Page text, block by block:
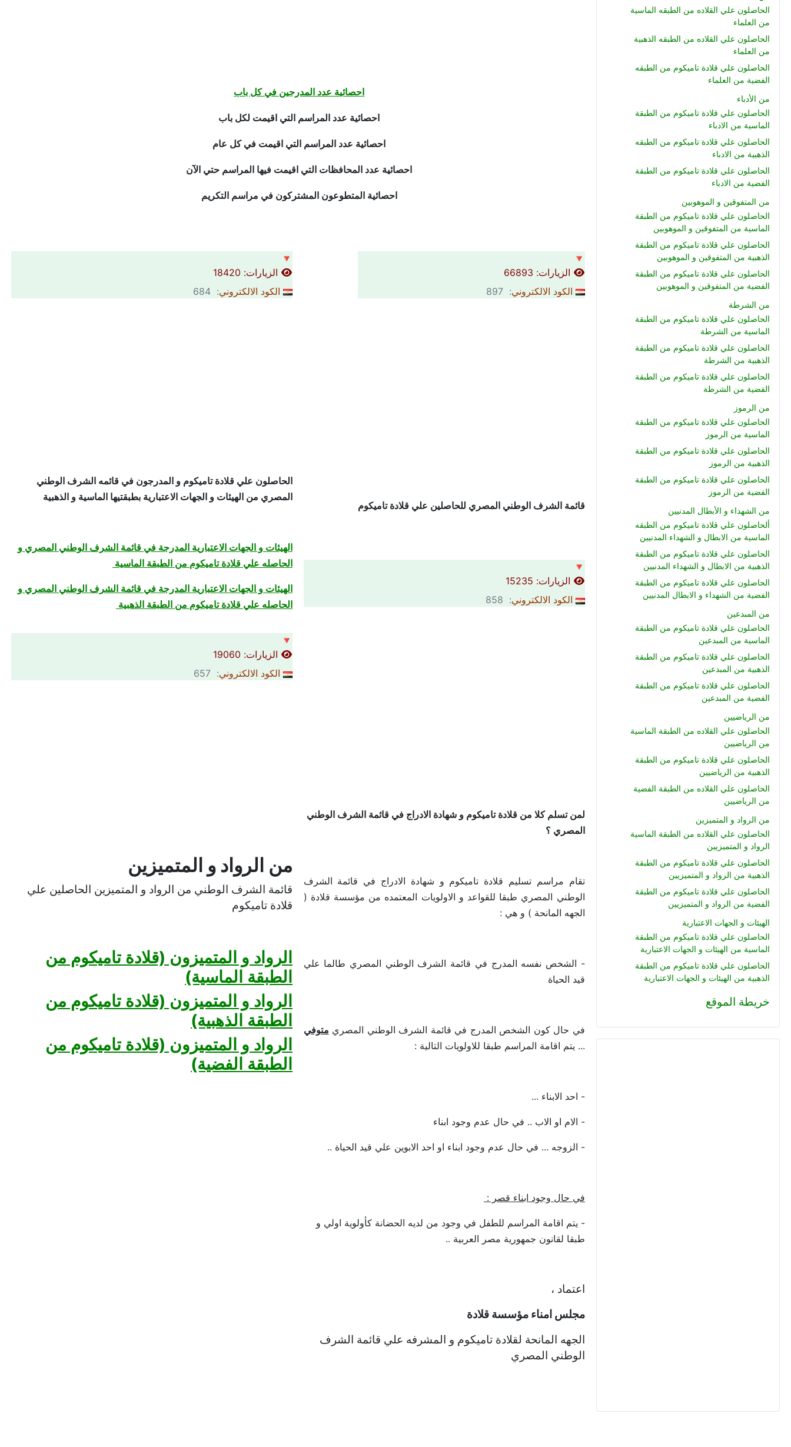
الحاصلون علي القلاده من الطبقه الماسية
من العلماء
الحاصلون علي القلاده من الطبقه الذهبية
من العلماء
الحاصلون علي قلادة تاميكوم من الطبقه
الفضية من العلماء
من الأدباء
الحاصلون علي قلادة تاميكوم من الطبقة
الماسية من الادباء
الحاصلون علي قلادة تاميكوم من الطبقه
الذهبية من الادباء
الحاصلون علي قلادة تاميكوم من الطبقة
الفضية من الادباء
من المتفوقين و الموهوبين
الحاصلون علي قلادة تاميكوم من الطبقة
الماسية من المتفوقين و الموهوبين
الحاصلون علي قلادة تاميكوم من الطبقة
الذهبية من المتفوقين و الموهوبين
الحاصلون علي قلادة تاميكوم من الطبقة
الفضية من المتفوقين و الموهوبين
من الشرطة
الحاصلون علي قلادة تاميكوم من الطبقة
الماسية من الشرطة
الحاصلون علي قلادة تاميكوم من الطبقة
الذهبية من الشرطة
الحاصلون علي قلادة تاميكوم من الطبقة
الفضية من الشرطة
من الرموز
الحاصلون علي قلادة تاميكوم من الطبقة
الماسية من الرموز
الحاصلون علي قلادة تاميكوم من الطبقة
الذهبية من الرموز
الحاصلون علي قلادة تاميكوم من الطبقة
الفضية من الرموز
من الشهداء و الأبطال المدنيين
ألحاصلون علي قلادة تاميكوم من الطبقه
الماسية من الابطال و الشهداء المدنيين
الحاصلون علي قلادة تاميكوم من الطبقة
الذهبية من الابطال و الشهداء المدنيين
الحاصلون علي قلادة تاميكوم من الطبقة
الفضية من الشهداء و الابطال المدنيين
من المبدعين
الحاصلون علي قلادة تاميكوم من الطبقة
الماسية من المبدعين
الحاصلون علي قلادة تاميكوم من الطبقة
الذهبية من المبدعين
الحاصلون علي قلادة تاميكوم من الطبقة
الفضية من المبدعين
من الرياضيين
الحاصلون علي القلاده من الطبقة الماسية
من الرياضيين
الحاصلون علي قلادة تاميكوم من الطبقة
الذهبية من الرياضيين
الحاصلون علي القلاده من الطبقة الفضية
من الرياضيين
من الرواد و المتميزين
الحاصلون علي القلاده من الطبقة الماسية
الرواد و المتميزيين
الحاصلون علي قلادة تاميكوم من الطبقة
الذهبية من الرواد و المتميزيين
الحاصلون علي قلادة تاميكوم من الطبقة
الفضية من الرواد و المتميزيين
الهيئات و الجهات الاعتبارية
الحاصلون علي قلادة تاميكوم من الطبقة
الماسية من الهيئات و الجهات الاعتبارية
الحاصلون علي قلادة تاميكوم من الطبقة
الذهبية من الهيئات و الجهات الاعتبارية
خريطة الموقع
احصائية عدد المدرجين في كل باب
احصائية عدد المراسم التي اقيمت لكل باب
احصائية عدد المراسم التي اقيمت في كل عام
احصائية عدد المحافظات التي اقيمت فيها المراسم حتي الآن
احصائية المتطوعون المشتركون في مراسم التكريم
🔻
الزيارات: 66893
الكود الالكتروني: 897
قائمة الشرف الوطني المصري للحاصلين علي قلادة تاميكوم
🔻
الزيارات: 15235
الكود الالكتروني: 858
لمن تسلم كلا من قلادة تاميكوم و شهادة الادراج في قائمة الشرف الوطني
المصري ؟
تقام مراسم تسليم قلادة تاميكوم و شهادة الادراج في قائمة الشرف
الوطني المصري طبقا للقواعد و الاولويات المعتمده من مؤسسة قلادة (
الجهه المانحة ) و هي :
- الشخص نفسه المدرج في قائمة الشرف الوطني المصري طالما علي
قيد الحياة
في حال كون الشخص المدرج في قائمة الشرف الوطني المصري متوفي
... يتم اقامة المراسم طبقا للاولويات التالية :
- احد الابناء ...
- الام او الاب .. في حال عدم وجود ابناء
- الزوجه ... في حال عدم وجود ابناء او احد الابوين علي قيد الحياة ..
في حال وجود ابناء قصر :
- يتم اقامة المراسم للطفل في وجود من لديه الحضانة كأولوية اولي و
طبقا لقانون جمهورية مصر العربية ..
اعتماد ،
مجلس امناء مؤسسة قلادة
الجهه المانحة لقلادة تاميكوم و المشرفه علي قائمة الشرف
الوطني المصري
🔻
الزيارات: 18420
الكود الالكتروني: 684
الحاصلون علي قلادة تاميكوم و المدرجون في قائمه الشرف الوطني
المصري من الهيئات و الجهات الاعتبارية بطبقتيها الماسية و الذهبية
الهيئات و الجهات الاعتبارية المدرجة في قائمة الشرف الوطني المصري و
الحاصله علي قلادة تاميكوم من الطبقة الماسية
الهيئات و الجهات الاعتبارية المدرجة في قائمة الشرف الوطني المصري و
الحاصله علي قلادة تاميكوم من الطبقة الذهبية
🔻
الزيارات: 19060
الكود الالكتروني: 657
من الرواد و المتميزين
قائمة الشرف الوطني من الرواد و المتميزين الحاصلين علي
قلادة تاميكوم
الرواد و المتميزون (قلادة تاميكوم من
الطبقة الماسية)
الرواد و المتميزون (قلادة تاميكوم من
الطبقة الذهبية)
الرواد و المتميزون (قلادة تاميكوم من
الطبقة الفضية)